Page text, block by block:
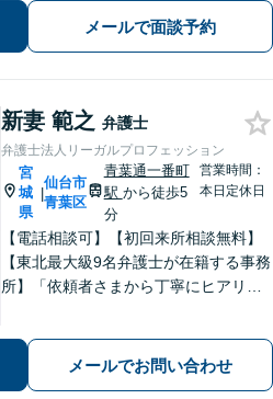
ートを【離婚問題】男性側からの相談
実績が豊富です【青葉通一番町駅4分】
メールで面談予約
新妻 範之 弁護士
弁護士法人リーガルプロフェッション
宮
城
県
|
仙台市
青葉区
青葉通一番町
駅 から徒歩5
分
営業時間：
本日定休日
【電話相談可】【初回来所相談無料】
【東北最大級9名弁護士が在籍する事務
所】「依頼者さまから丁寧にヒアリン
可」多角的な視点で労働問題をサポー
ト【休日夜間相談可】【完全個室対
メールでお問い合わせ